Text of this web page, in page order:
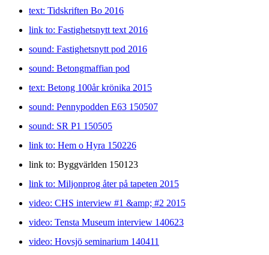
text: Tidskriften Bo 2016
link to: Fastighetsnytt text 2016
sound: Fastighetsnytt pod 2016
sound: Betongmaffian pod
text: Betong 100år krönika 2015
sound: Pennypodden E63 150507
sound: SR P1 150505
link to: Hem o Hyra 150226
link to: Byggvärlden 150123
link to: Miljonprog åter på tapeten 2015
video: CHS interview #1 &amp; #2 2015
video: Tensta Museum interview 140623
video: Hovsjö seminarium 140411